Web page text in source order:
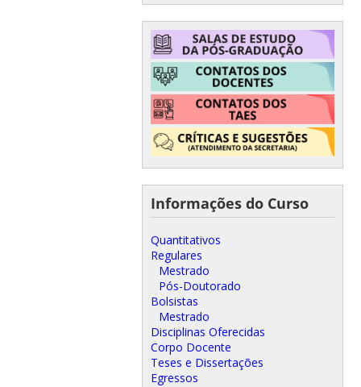
Informações do Curso
Quantitativos
Regulares
Mestrado
Pós-Doutorado
Bolsistas
Mestrado
Disciplinas Oferecidas
Corpo Docente
Teses e Dissertações
Egressos